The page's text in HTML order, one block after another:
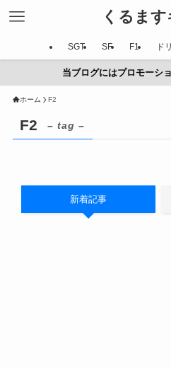
くるま
SGT SF F1 ド
当ブログにはプロモーシ
ホーム F2
F2 – tag –
新着記事